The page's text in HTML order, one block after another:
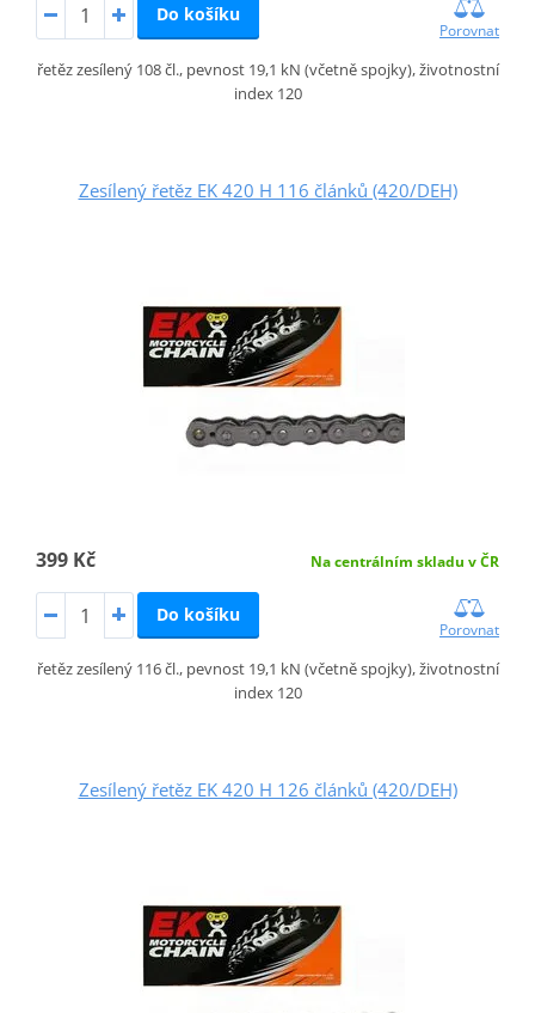
Do košíku
Porovnat
řetěz zesílený 108 čl., pevnost 19,1 kN (včetně spojky), životnostní
index 120
Zesílený řetěz EK 420 H 116 článků (420/DEH)
399 Kč Na centrálním skladu v ČR
Do košíku
Porovnat
řetěz zesílený 116 čl., pevnost 19,1 kN (včetně spojky), životnostní
index 120
Zesílený řetěz EK 420 H 126 článků (420/DEH)